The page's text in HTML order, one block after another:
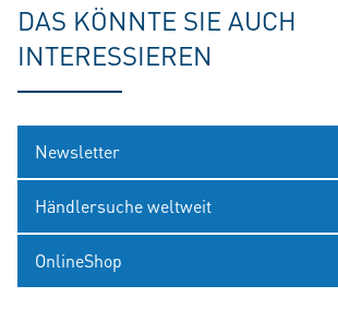
DAS KÖNNTE SIE AUCH
INTERESSIEREN
Newsletter
Händlersuche weltweit
OnlineShop